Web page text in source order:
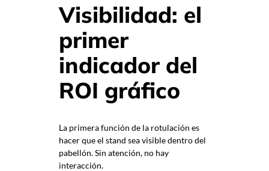
Visibilidad: el
primer
indicador del
ROI gráfico
La primera función de la rotulación es
hacer que el stand sea visible dentro del
pabellón. Sin atención, no hay
interacción.